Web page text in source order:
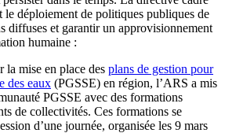
le déploiement de politiques publiques de
diffuses et garantir un approvisionnement
humaine :
la mise en place des plans de gestion pour
des eaux (PGSSE) en région, l’ARS a mis
PGSSE avec des formations
de collectivités. Ces formations se
d’une journée, organisée les 9 mars